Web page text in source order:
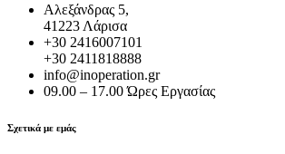
Αλεξάνδρας 5,
41223 Λάρισα
+30 2416007101
+30 2411818888
info@inoperation.gr
09.00 – 17.00 Ώρες Εργασίας
Σχετικά με εμάς